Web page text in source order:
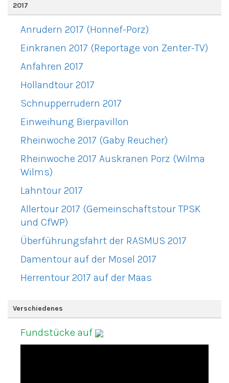
2017
Anrudern 2017 (Honnef-Porz)
Einkranen 2017 (Reportage von Zenter-TV)
Anfahren 2017
Hollandtour 2017
Schnupperrudern 2017
Einweihung Bierpavillon
Rheinwoche 2017 (Gaby Reucher)
Rheinwoche 2017 Auskranen Porz (Wilma
Wilms)
Lahntour 2017
Allertour 2017 (Gemeinschaftstour TPSK
und CfWP)
Überführungsfahrt der RASMUS 2017
Damentour auf der Mosel 2017
Herrentour 2017 auf der Maas
Verschiedenes
Fundstücke auf